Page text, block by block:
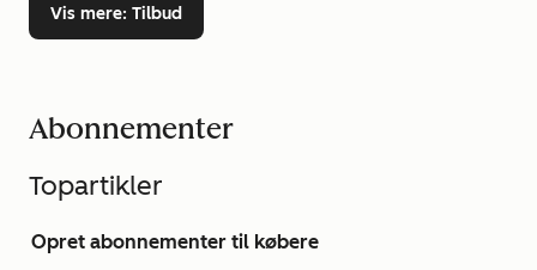
Vis mere: Tilbud
Abonnementer
Topartikler
Opret abonnementer til købere